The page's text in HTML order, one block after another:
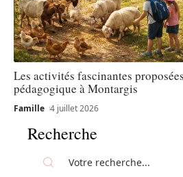
Les activités fascinantes
pédagogique à Montargis
Famille 4 juillet 2026
Recherche